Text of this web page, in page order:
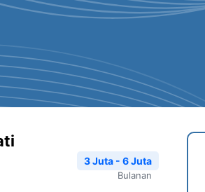
3 Juta - 6 Juta
Bulanan